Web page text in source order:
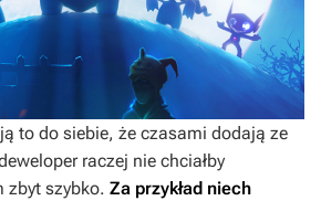
to do siebie, że czasami dodają ze
raczej nie chciałby
zbyt szybko. Za przykład niech